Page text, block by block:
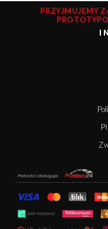
PRZYJMUJEMY